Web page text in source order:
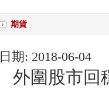
期貨
日期: 2018-06-04
外圍股市回